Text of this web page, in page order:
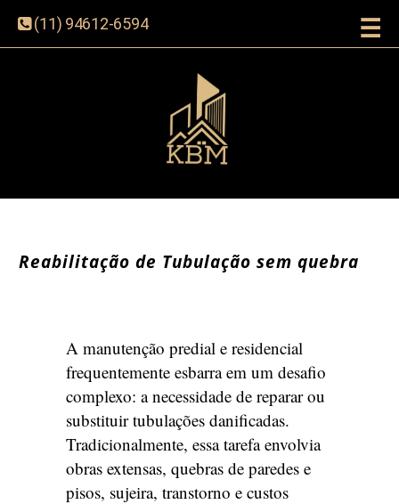
☰
(11) 94612-6594
Reabilitação de Tubulação sem quebra
A manutenção predial e residencial
frequentemente esbarra em um desafio
complexo: a necessidade de reparar ou
substituir tubulações danificadas.
Tradicionalmente, essa tarefa envolvia
obras extensas, quebras de paredes e
pisos, sujeira, transtorno e custos